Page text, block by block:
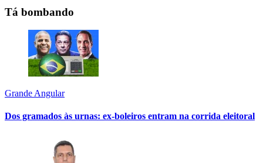
Tá bombando
Grande Angular
Dos gramados às urnas: ex-boleiros entram na corrida eleitoral